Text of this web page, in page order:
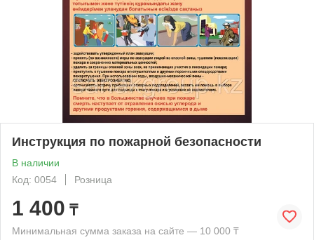
Инструкция по пожарной безопасности
В наличии
Код: 0054
Розница
1 400 ₸
Минимальная сумма заказа на сайте — 10 000 ₸